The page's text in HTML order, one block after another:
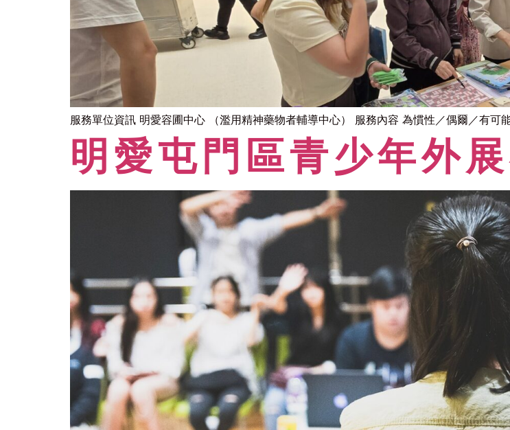
服務單位資訊 明愛容圃中心 （濫用精神藥物者輔導中心） 服務內容 為慣性／偶爾／有
明愛屯門區青少年外